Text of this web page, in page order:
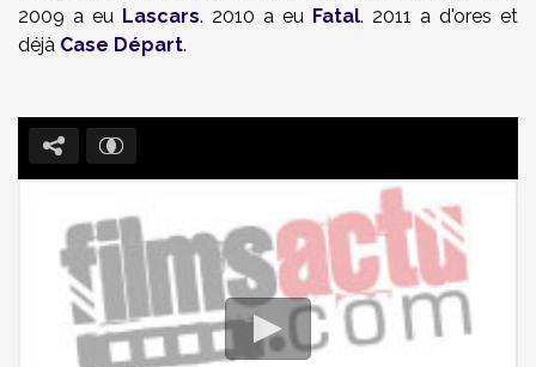
2009 a eu Lascars. 2010 a eu Fatal. 2011 a d'ores et
déjà Case Départ.